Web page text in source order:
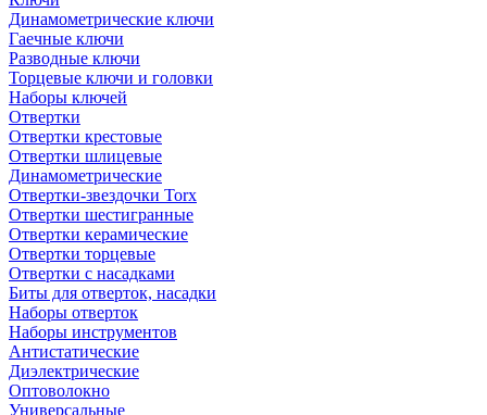
Динамометрические ключи
Гаечные ключи
Разводные ключи
Торцевые ключи и головки
Наборы ключей
Отвертки
Отвертки крестовые
Отвертки шлицевые
Динамометрические
Отвертки-звездочки Torx
Отвертки шестигранные
Отвертки керамические
Отвертки торцевые
Отвертки с насадками
Биты для отверток, насадки
Наборы отверток
Наборы инструментов
Антистатические
Диэлектрические
Оптоволокно
Универсальные